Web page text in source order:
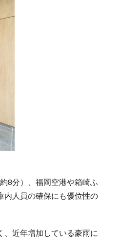
8分）、福岡空港や箱崎ふ
内人員の確保にも優位性の
近年増加している豪雨に